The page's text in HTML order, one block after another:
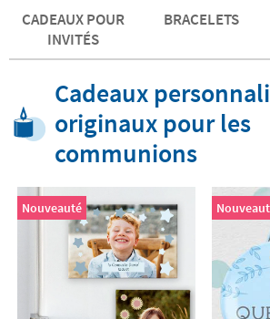
CADEAUX POUR
INVITÉS
BRACELETS
Cadeaux
originaux pour les
communions
Nouveauté